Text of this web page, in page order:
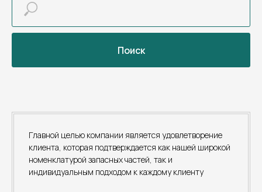
Поиск
Главной целью компании является удовлетворение
клиента, которая подтверждается как нашей широкой
номенклатурой запасных частей, так и
индивидуальным подходом к каждому клиенту